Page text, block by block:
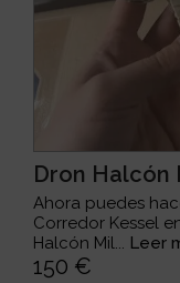
Dron Halcón
Ahora puedes
Corredor Kessel
Halcón Mil... Leer
150 €